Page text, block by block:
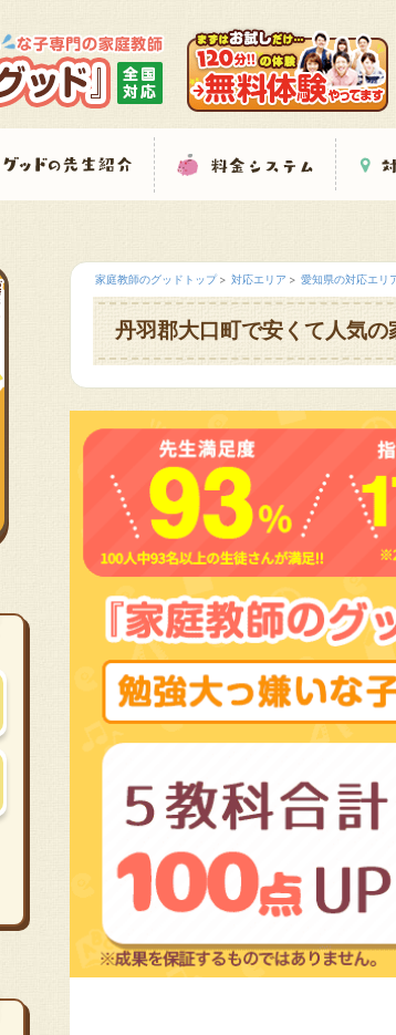
家庭教師のグッドトップ 対応エリア 愛知県の対応エリ
丹羽郡大口町で安くて人気の